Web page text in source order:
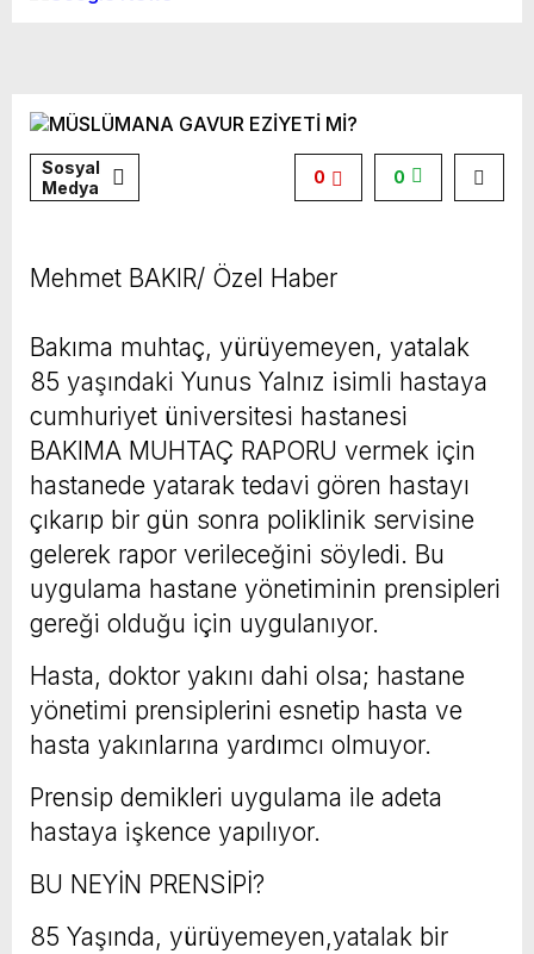
Sosyal
Medya
0
0
Mehmet BAKIR/ Özel Haber
Bakıma muhtaç, yürüyemeyen, yatalak
85 yaşındaki Yunus Yalnız isimli hastaya
cumhuriyet üniversitesi hastanesi
BAKIMA MUHTAÇ RAPORU vermek için
hastanede yatarak tedavi gören hastayı
çıkarıp bir gün sonra poliklinik servisine
gelerek rapor verileceğini söyledi. Bu
uygulama hastane yönetiminin prensipleri
gereği olduğu için uygulanıyor.
Hasta, doktor yakını dahi olsa; hastane
yönetimi prensiplerini esnetip hasta ve
hasta yakınlarına yardımcı olmuyor.
Prensip demikleri uygulama ile adeta
hastaya işkence yapılıyor.
BU NEYİN PRENSİPİ?
85 Yaşında, yürüyemeyen,yatalak bir